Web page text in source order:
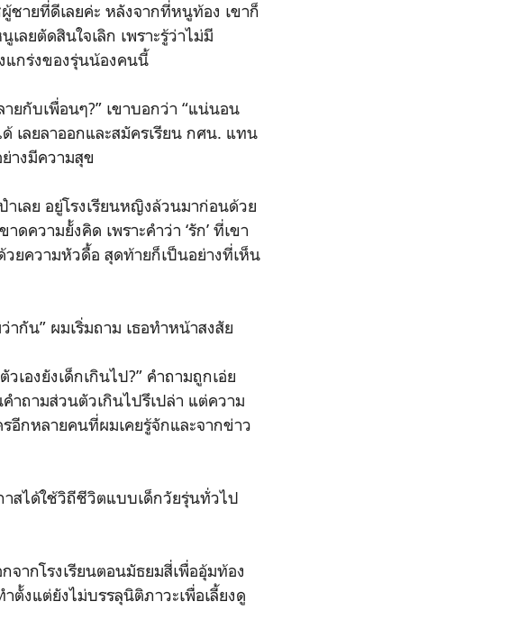
ชายที่ดีเลยค่ะ หลังจากที่หนูท้อง เขาก็
ลยตัดสินใจเลิก เพราะรู้ว่าไม่มี
กร่งของรุ่นน้องคนนี้
ยกับเพื่อนๆ?” เขาบอกว่า “แน่นอน
เลยลาออกและสมัครเรียน กศน. แทน
างมีความสุข
เลย อยู่โรงเรียนหญิงล้วนมาก่อนด้วย
ความยั้งคิด เพราะคำว่า ‘รัก’ ที่เขา
ยความหัวดื้อ สุดท้ายก็เป็นอย่างที่เห็น
กัน” ผมเริ่มถาม เธอทำหน้าสงสัย
เองยังเด็กเกินไป?” คำถามถูกเอ่ย
ำถามส่วนตัวเกินไปรึเปล่า แต่ความ
อีกหลายคนที่ผมเคยรู้จักและจากข่าว
สได้ใช้วิถีชีวิตแบบเด็กวัยรุ่นทั่วไป
ากโรงเรียนตอนมัธยมสี่เพื่ออุ้มท้อง
ตั้งแต่ยังไม่บรรลุนิติภาวะเพื่อเลี้ยงดู